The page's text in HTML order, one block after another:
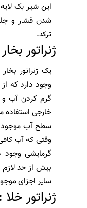
این شیر یک
شدن فشار و
ترکد.
ژنراتور
یک ژنراتور
وجود دارد که
گرم کردن آب و
خارجی استفاده
سطح آب موجود
وقتی که آب
گرمایشی وجود
بیش از حد
سایر اجزای
ژنراتور خلا :